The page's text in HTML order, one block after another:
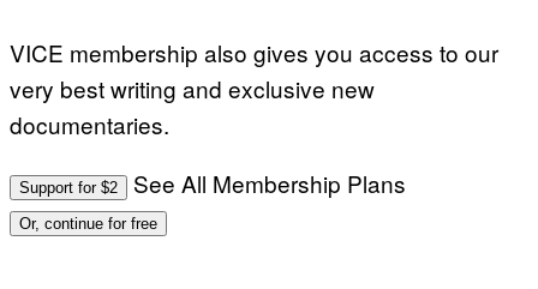
VICE membership also gives you access to our
very best writing and exclusive new
documentaries.
Support for $2 See All Membership Plans
Or, continue for free